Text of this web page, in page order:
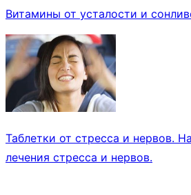
Витамины от усталости и
Таблетки от стресса и нервов.
лечения стресса и нервов.